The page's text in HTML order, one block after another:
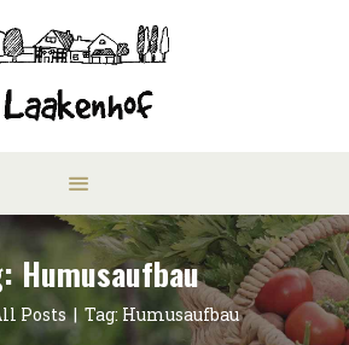
Humusaufbau
Posts Tag: Humusaufbau